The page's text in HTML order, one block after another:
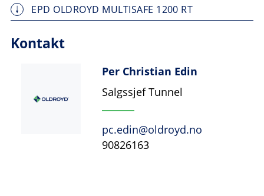
EPD OLDROYD MULTISAFE 1200 RT
Kontakt
Per Christian Edin
Salgssjef Tunnel
pc.edin@oldroyd.no
90826163